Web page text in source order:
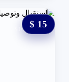
15 $
0 $